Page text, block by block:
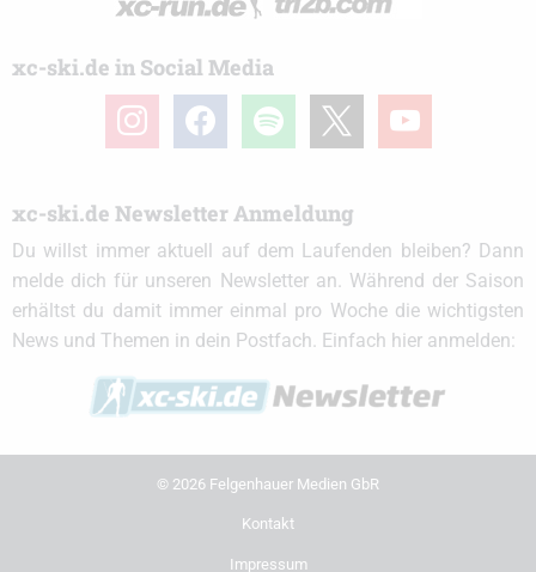
xc-ski.de in Social Media
instagramfacebook spotify youtube
xc-ski.de Newsletter Anmeldung
Du willst immer aktuell auf dem Laufenden bleiben? Dann
melde dich für unseren Newsletter an. Während der Saison
erhältst du damit immer einmal pro Woche die wichtigsten
News und Themen in dein Postfach. Einfach hier anmelden:
© 2026 Felgenhauer Medien GbR
Kontakt
Impressum